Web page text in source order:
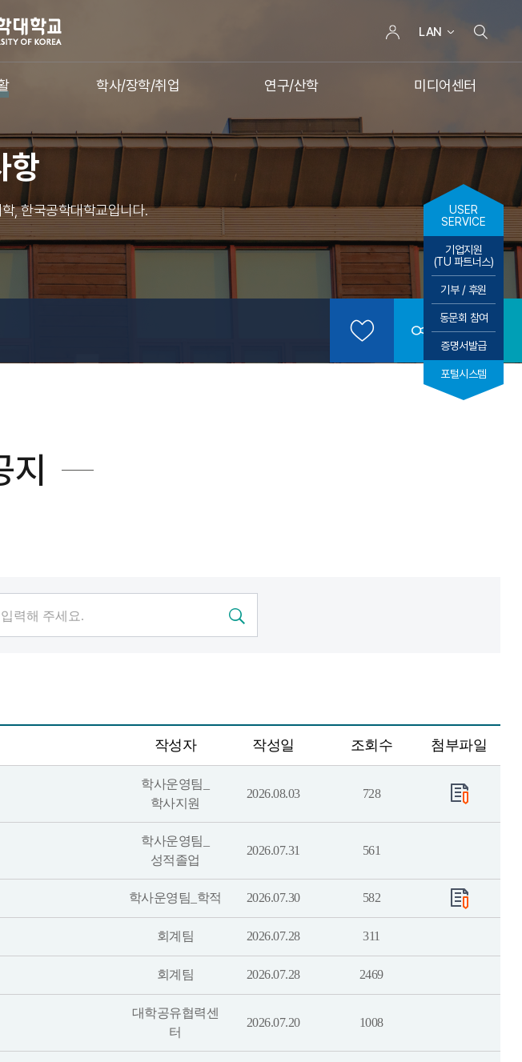
USER
SERVICE
기업지원
(TU 파트너스)
기부 / 후원
동문회 참여
증명서발급
포털시스템
LAN
학사/장학/취업 연구/산학 미디어센터
항
, 한국공학대학교입니다.
작성자 작성일 조회수 첨부파일
학사운영팀_
학사지원
2026.08.03 728
학사운영팀_
성적졸업
2026.07.31 561
학사운영팀_학적 2026.07.30 582
회계팀 2026.07.28 311
회계팀 2026.07.28 2469
대학공유협력센
터
2026.07.20 1008